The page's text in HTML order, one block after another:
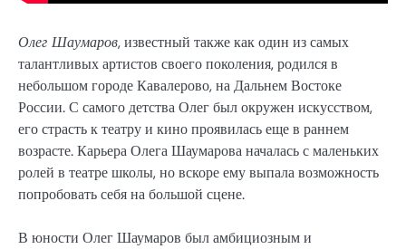
Олег Шаумаров, известный также как один из самых
талантливых артистов своего поколения, родился в
небольшом городе Кавалерово, на Дальнем Востоке
России. С самого детства Олег был окружен искусством,
его страсть к театру и кино проявилась еще в раннем
возрасте. Карьера Олега Шаумарова началась с маленьких
ролей в театре школы, но вскоре ему выпала возможность
попробовать себя на большой сцене.
В юности Олег Шаумаров был амбициозным и